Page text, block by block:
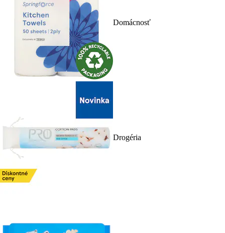
Domácnosť
Drogéria